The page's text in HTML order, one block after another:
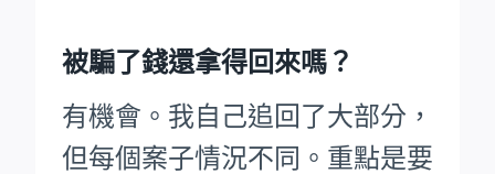
被騙了錢還拿得回來嗎？
有機會。我自己追回了大部分，
但每個案子情況不同。重點是要